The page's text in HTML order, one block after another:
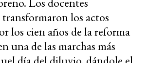
los actos
los cien años de la reforma
una de las marchas más